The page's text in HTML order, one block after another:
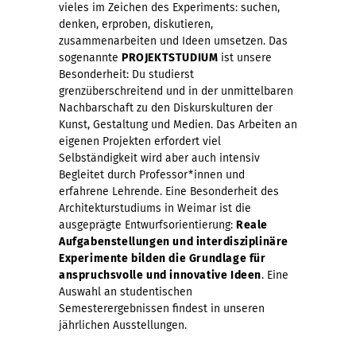
vieles im Zeichen des Experiments: suchen,
denken, erproben, diskutieren,
zusammenarbeiten und Ideen umsetzen. Das
sogenannte PROJEKTSTUDIUM ist unsere
Besonderheit: Du studierst
grenzüberschreitend und in der unmittelbaren
Nachbarschaft zu den Diskurskulturen der
Kunst, Gestaltung und Medien. Das Arbeiten an
eigenen Projekten erfordert viel
Selbständigkeit wird aber auch intensiv
Begleitet durch Professor*innen und
erfahrene Lehrende. Eine Besonderheit des
Architekturstudiums in Weimar ist die
ausgeprägte Entwurfsorientierung: Reale
Aufgabenstellungen und interdisziplinäre
Experimente bilden die Grundlage für
anspruchsvolle und innovative Ideen. Eine
Auswahl an studentischen
Semesterergebnissen findest in unseren
jährlichen Ausstellungen.